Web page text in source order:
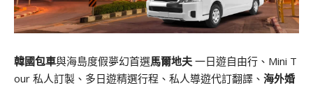
韓國包車與海島度假夢幻首選馬爾地夫 一日遊自由行、Mini T
our 私人訂製、多日遊精選行程、私人導遊代訂翻譯、 海外婚